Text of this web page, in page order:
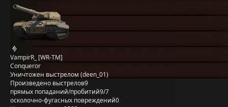
VampirR_ [WR-TM]
Conqueror
Уничтожен выстрелом (deen_01)
Произведено выстрелов9
прямых попаданий/пробитий9/7
осколочно-фугасных повреждений0